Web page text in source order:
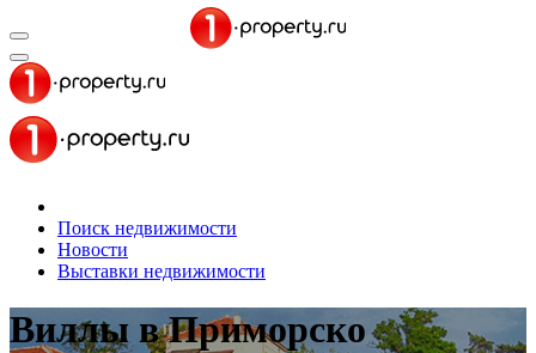
Поиск недвижимости
Новости
Выставки недвижимости
Виллыв Приморско